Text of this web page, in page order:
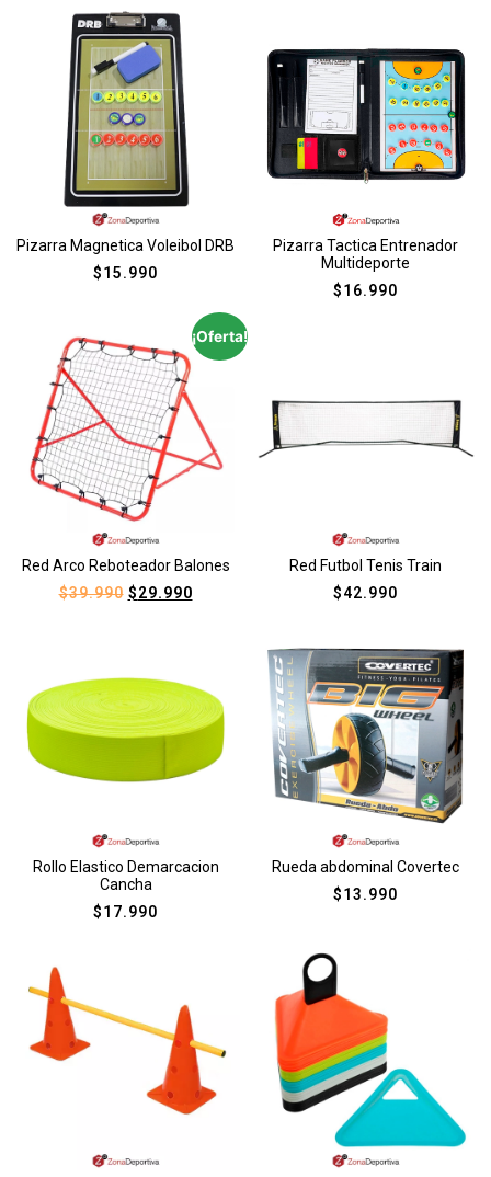
Pizarra Magnetica Voleibol DRB
$15.990
Pizarra Tactica Entrenador
Multideporte
$16.990
¡Oferta!
Red Arco Reboteador Balones
$39.990 $29.990
Red Futbol Tenis Train
$42.990
Rollo Elastico Demarcacion
Cancha
$17.990
Rueda abdominal Covertec
$13.990